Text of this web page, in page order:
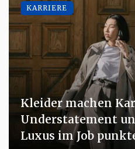
Kleider machen
Understatement
Luxus im Job
KARRIERE